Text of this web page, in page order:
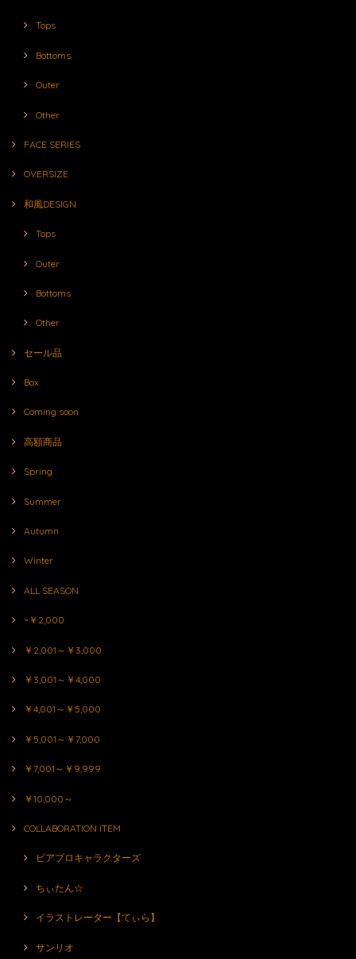
Tops
Bottoms
Outer
Other
FACE SERIES
OVERSIZE
和風DESIGN
Tops
Outer
Bottoms
Other
セール品
Box
Coming soon
高額商品
Spring
Summer
Autumn
Winter
ALL SEASON
~￥2,000
￥2,001～￥3,000
￥3,001～￥4,000
￥4,001～￥5,000
￥5,001～￥7,000
￥7,001～￥9,999
￥10,000～
COLLABORATION ITEM
ピアプロキャラクターズ
ちぃたん☆
イラストレーター【てぃら】
サンリオ